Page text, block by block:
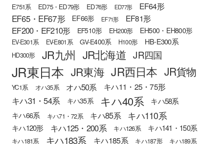
E751系 ED75・ED79形 ED76形 ED77形 EF64形
EF65・EF67形 EF66形 EF71形
EF81形
EF200・EF210形
EF510形 EH200形 EH500・EH800形
EV-E301系 EV-E801系 GV-E400系 H100形 HB-E300系
HD300形 JR九州 JR北海道 JR四国
JR東日本 JR東海 JR西日本 JR貨物
YC1系 オハ35系 オハ50系 キハ11・25・75形
キハ31・54系 キハ35系 キハ40系 キハ58系
キハ66系 キハ71・72系 キハ85系 キハ110系
キハ120形 キハ125・200系 キハ126系 キハ141・150系
キハ181系 キハ183系 キハ185系 キハ187形
キハ189系